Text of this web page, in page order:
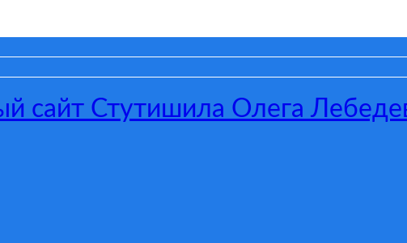
сайт Стутишила Олега